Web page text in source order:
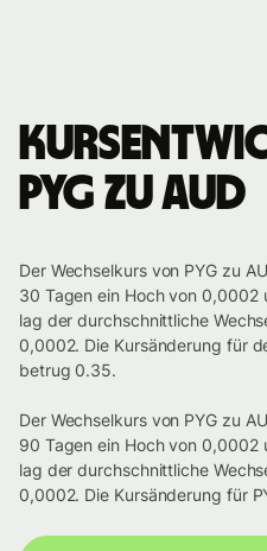
PYG zu AUD
Der Wechselkurs von PYG zu
30 Tagen ein Hoch von
lag der durchschnittliche
0,0002. Die Kursänderung für
betrug 0.35.
Der Wechselkurs von PYG zu
90 Tagen ein Hoch von
lag der durchschnittliche
0,0002. Die Kursänderung für